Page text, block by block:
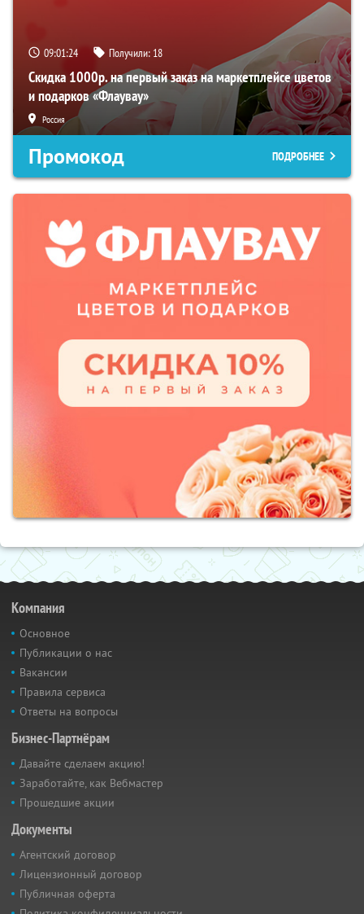
09:01:23 Получили: 18
Скидка 1000р. на первый заказ на маркетплейсе цветов
и подарков «Флаувау»
Россия
Промокод ПОДРОБНЕЕ
Компания
Основное
Публикации о нас
Вакансии
Правила сервиса
Ответы на вопросы
Бизнес-Партнёрам
Давайте сделаем акцию!
Заработайте, как Вебмастер
Прошедшие акции
Документы
Агентский договор
Лицензионный договор
Публичная оферта